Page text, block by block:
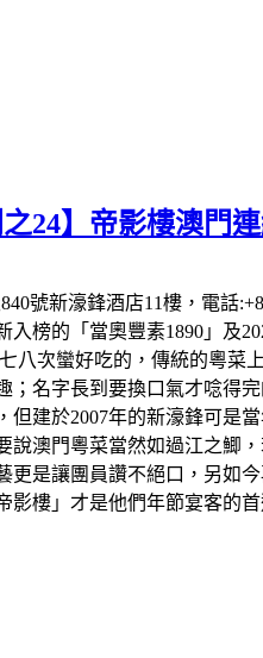
24】帝影樓澳門
號新濠鋒酒店11樓，電話
入榜的「當奧豐素1890」
八次蠻好吃的，傳統的粵菜
名字長到要換口氣才唸得
建於2007年的新濠鋒可
澳門粵菜當然如過江之鯽
更是讓團員讚不絕口，另如
影樓」才是他們年節宴客的